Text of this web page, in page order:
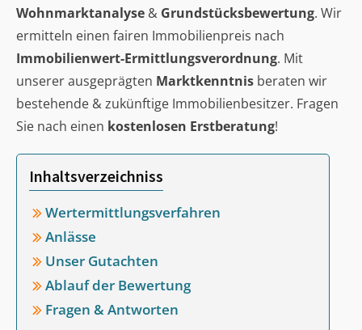
Wohnmarktanalyse & Grundstücksbewertung. Wir
ermitteln einen fairen Immobilienpreis nach
Immobilienwert-Ermittlungsverordnung. Mit
unserer ausgeprägten Marktkenntnis beraten wir
bestehende & zukünftige Immobilienbesitzer. Fragen
Sie nach einen kostenlosen Erstberatung!
Inhaltsverzeichniss
Wertermittlungsverfahren
Anlässe
Unser Gutachten
Ablauf der Bewertung
Fragen & Antworten